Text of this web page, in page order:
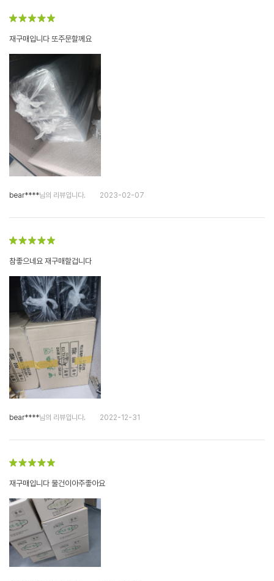
재구매입니다 또주문할께요
bear****님의 리뷰입니다. 2023-02-07
참좋으네요 재구매할겁니다
bear****님의 리뷰입니다. 2022-12-31
재구매입니다 물건이아주좋아요